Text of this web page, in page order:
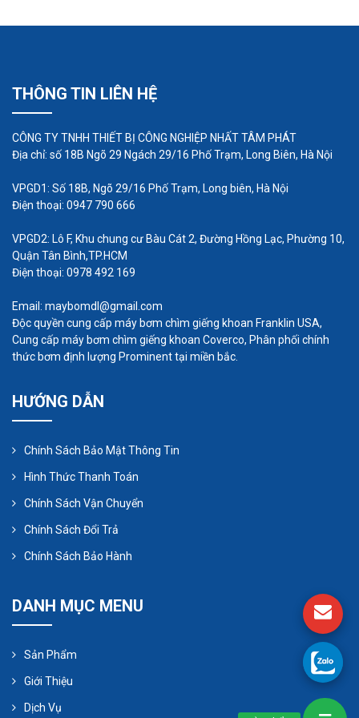
thành công trong các phòng thí nghiệm và các cơ
sở sản xuất quy mô nhỏ với tốc độ dòng chảy
thấp, áp suất thấp và mức độ tự động hóa thấp. Bộ
phận khu vực máy bơm này rất hiệu quả để bơm
một lượng nhỏ chất lỏng ăn da và xâm thực, do
môi trường hoạt động được tách biệt hoàn toàn
khỏi cơ chế, và không có bất kỳ vòng đệm nào mà
khu vực này là đơn vị dẫn đến các nguồn rò rỉ quan
trọng nhất trong suốt quá trình vận hành; Ở một
mức độ quá lớn, trách nhiệm và sự an toàn của
một máy bơm định lượng nhu động phụ thuộc vào
kết cấu của ống mềm và khả năng chống lại chất
biến dạng của chúng.
Bơm định lượng màng
Bơm màng ít được sử dụng hơn bơm nhu động,
tuy nhiên, chúng thuận tiện hơn cho hoạt động và
đáng tin cậy hơn. trong khi bơm màng, thể tích
THÔNG TIN LIÊN HỆ
CÔNG TY TNHH THIẾT BỊ CÔNG NGHIỆP NHẤT TÂM PHÁT
Địa chỉ: số 18B Ngõ 29 Ngách 29/16 Phố Trạm, Long Biên, Hà Nội
VPGD1: Số 18B, Ngõ 29/16 Phố Trạm, Long biên, Hà Nội
Điện thoại: 0947 790 666
VPGD2: Lô F, Khu chung cư Bàu Cát 2, Đường Hồng Lạc, Phường 10,
Quận Tân Bình,TP.HCM
Điện thoại: 0978 492 169
Email: maybomdl@gmail.com
Độc quyền cung cấp máy bơm chìm giếng khoan Franklin USA,
Cung cấp máy bơm chìm giếng khoan Coverco, Phân phối chính
thức bơm định lượng Prominent tại miền bắc.
HƯỚNG DẪN
Chính Sách Bảo Mật Thông Tin
Hình Thức Thanh Toán
Chính Sách Vận Chuyển
Chính Sách Đổi Trả
Chính Sách Bảo Hành
DANH MỤC MENU
Sản Phẩm
Giới Thiệu
Dịch Vụ